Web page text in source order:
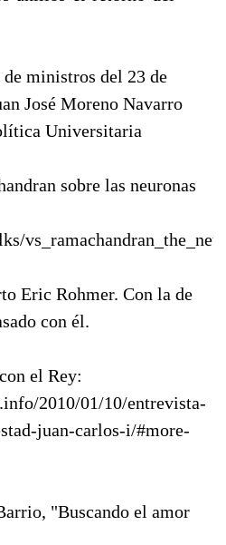
ministros del 23 de
José Moreno Navarro
Universitaria
sobre las neuronas
Eric Rohmer. Con la de
con él.
el Rey:
2010/01/10/entrevista-
juan-carlos-i/#more-
"Buscando el amor